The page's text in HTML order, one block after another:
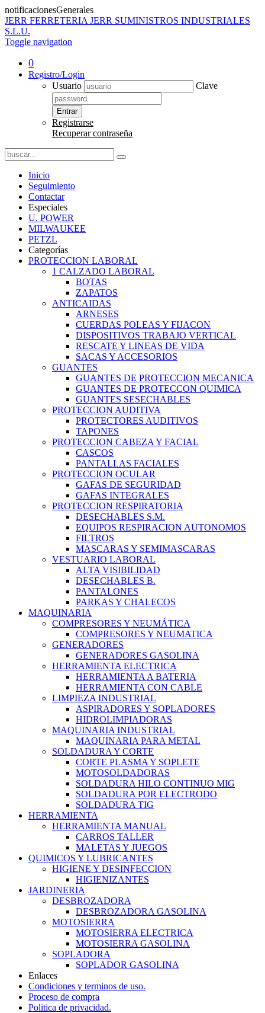
notificacionesGenerales
JERR FERRETERIA JERR SUMINISTROS INDUSTRIALES
S.L.U.
Toggle navigation
0
Registro/Login
Usuario
Clave
Entrar
Registrarse
Recuperar contraseña
Inicio
Seguimiento
Contactar
Especiales
U. POWER
MILWAUKEE
PETZL
Categorías
PROTECCION LABORAL
1 CALZADO LABORAL
BOTAS
ZAPATOS
ANTICAIDAS
ARNESES
CUERDAS POLEAS Y FIJACON
DISPOSITIVOS TRABAJO VERTICAL
RESCATE Y LINEAS DE VIDA
SACAS Y ACCESORIOS
GUANTES
GUANTES DE PROTECCION MECANICA
GUANTES DE PROTECCON QUIMICA
GUANTES SESECHABLES
PROTECCION AUDITIVA
PROTECTORES AUDITIVOS
TAPONES
PROTECCION CABEZA Y FACIAL
CASCOS
PANTALLAS FACIALES
PROTECCION OCULAR
GAFAS DE SEGURIDAD
GAFAS INTEGRALES
PROTECCION RESPIRATORIA
DESECHABLES S.M.
EQUIPOS RESPIRACION AUTONOMOS
FILTROS
MASCARAS Y SEMIMASCARAS
VESTUARIO LABORAL
ALTA VISIBILIDAD
DESECHABLES B.
PANTALONES
PARKAS Y CHALECOS
MAQUINARIA
COMPRESORES Y NEUMÁTICA
COMPRESORES Y NEUMATICA
GENERADORES
GENERADORES GASOLINA
HERRAMIENTA ELECTRICA
HERRAMIENTA A BATERIA
HERRAMIENTA CON CABLE
LIMPIEZA INDUSTRIAL
ASPIRADORES Y SOPLADORES
HIDROLIMPIADORAS
MAQUINARIA INDUSTRIAL
MAQUINARIA PARA METAL
SOLDADURA Y CORTE
CORTE PLASMA Y SOPLETE
MOTOSOLDADORAS
SOLDADURA HILO CONTINUO MIG
SOLDADURA POR ELECTRODO
SOLDADURA TIG
HERRAMIENTA
HERRAMIENTA MANUAL
CARROS TALLER
MALETAS Y JUEGOS
QUIMICOS Y LUBRICANTES
HIGIENE Y DESINFECCION
HIGIENIZANTES
JARDINERIA
DESBROZADORA
DESBROZADORA GASOLINA
MOTOSIERRA
MOTOSIERRA ELECTRICA
MOTOSIERRA GASOLINA
SOPLADORA
SOPLADOR GASOLINA
Enlaces
Condiciones y terminos de uso.
Proceso de compra
Politica de privacidad.